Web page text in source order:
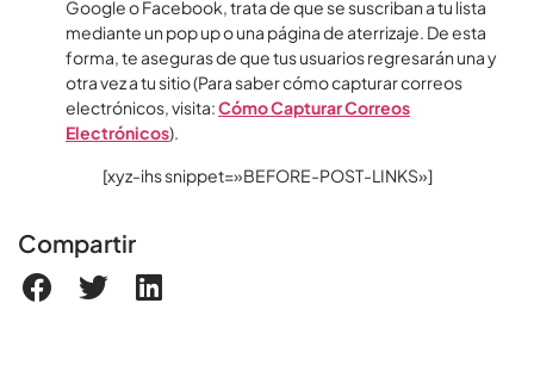
Google o Facebook, trata de que se suscriban a tu lista
mediante un pop up o una página de aterrizaje. De esta
forma, te aseguras de que tus usuarios regresarán una y
otra vez a tu sitio (Para saber cómo capturar correos
electrónicos, visita:Cómo Capturar Correos
Electrónicos).
[xyz-ihs snippet=»BEFORE-POST-LINKS»]
Compartir